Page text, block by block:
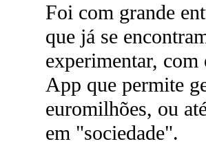
Foi com grande
que já se
experimentar,
App que permite
euromilhões, ou
em "sociedade".